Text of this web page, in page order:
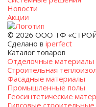
Новости
Акции
© 2026 ООО ТФ
Сделано в iperfect
Каталог товаров
Отделочные материалы
Строительная
Фасадные материалы
Промышленные полы
Геосинтетические